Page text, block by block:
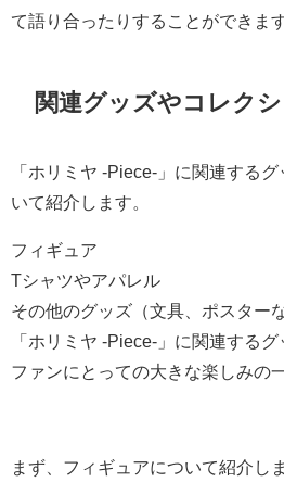
て語り合ったりすることができます
関連グッズやコレク
「ホリミヤ -Piece-」に関連する
いて紹介します。
フィギュア
Tシャツやアパレル
その他のグッズ（文具、ポスターな
「ホリミヤ -Piece-」に関連する
ファンにとっての大きな楽しみの
まず、フィギュアについて紹介し